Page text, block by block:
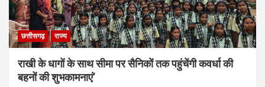
छत्तीसगढ़ राज्य
राखी के धागों के साथ सीमा पर सैनिकों तक पहुंचेंगी कवर्धा की
बहनों की शुभकामनाएं’